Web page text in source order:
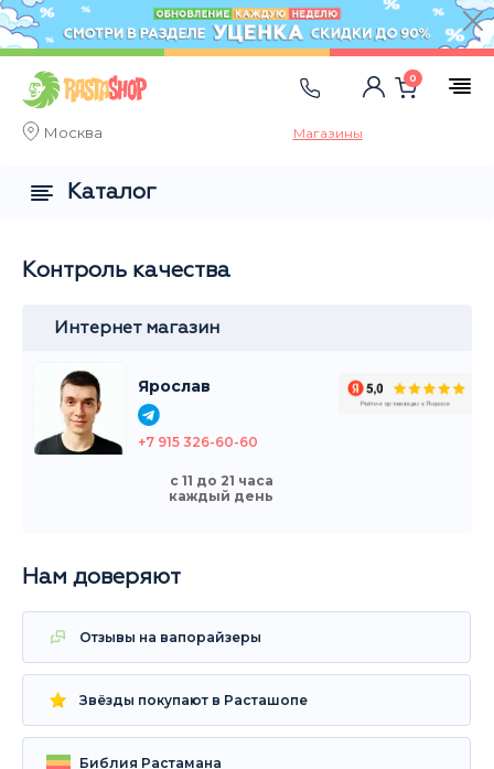
Москва Магазины
0
Контроль качества
Интернет магазин
Ярослав
+7 915 326-60-60
с 11 до 21 часа
каждый день
Нам доверяют
Отзывы на вапорайзеры
Звёзды покупают в Расташопе
Библия Растамана
Каталог